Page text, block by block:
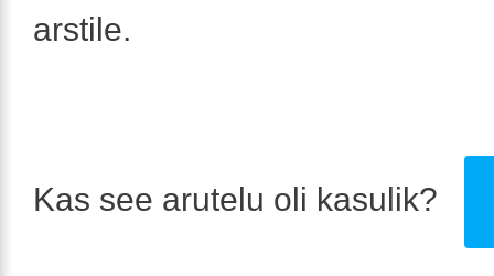
arstile.
Kas see arutelu oli kasulik?